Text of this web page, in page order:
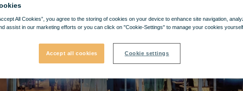
All Cookies”, you agree to the storing of cookies on your device to enhance site navigation,
assist in our marketing efforts or you can click on "Cookie-Settings" to manage your cookies yourself.
Accept all cookies Cookie settings